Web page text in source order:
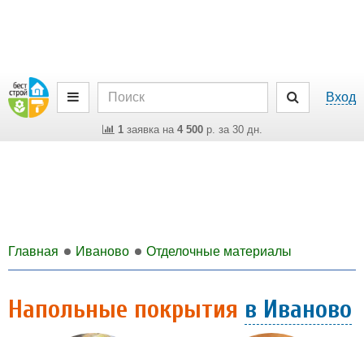
Вход
1заявка на 4 500р. за 30 дн.
Главная Иваново Отделочные материалы
Напольные покрытия в Иваново